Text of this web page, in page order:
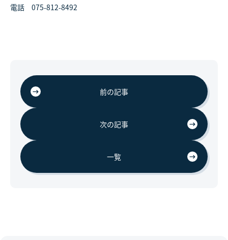
電話 075-812-8492
前の記事
次の記事
一覧